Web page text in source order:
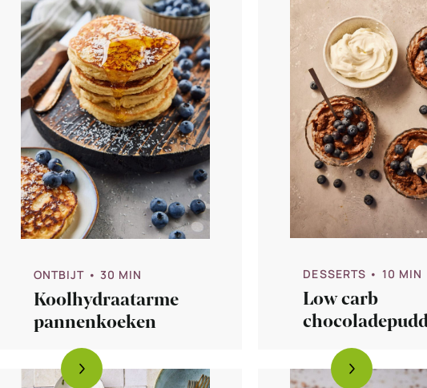
ONTBIJT • 30 MIN
Koolhydraatarme
pannenkoeken
DESSERTS • 10 MIN
Low carb